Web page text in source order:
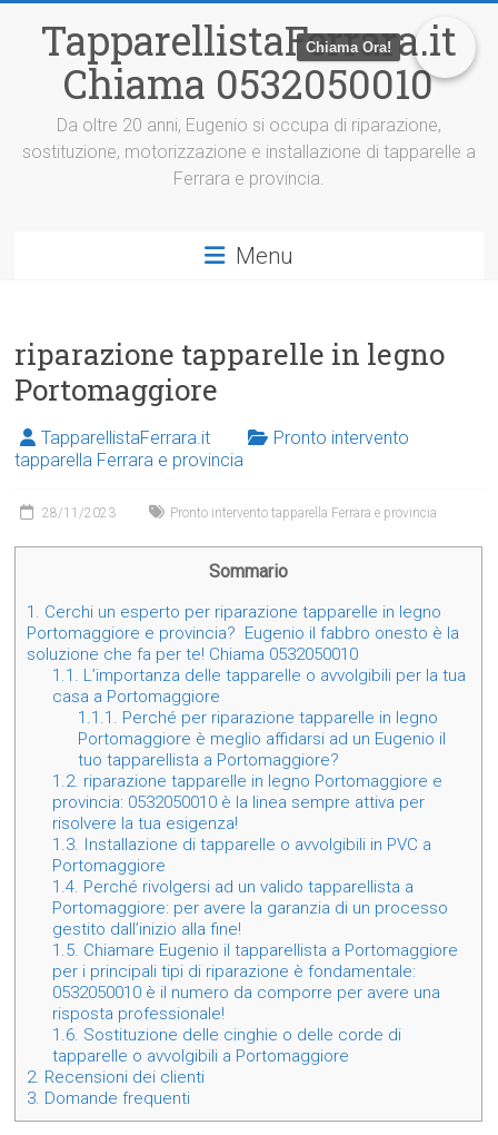
TapparellistaFerrara.it
Chiama 0532050010
Da oltre 20 anni, Eugenio si occupa di riparazione,
sostituzione, motorizzazione e installazione di tapparelle a
Ferrara e provincia.
Menu
riparazione tapparelle in legno
Portomaggiore
TapparellistaFerrara.it
Pronto intervento
tapparella Ferrara e provincia
28/11/2023 Pronto intervento tapparella Ferrara e provincia
Sommario
1. Cerchi un esperto per riparazione tapparelle in legno
Portomaggiore e provincia? Eugenio il fabbro onesto è la
soluzione che fa per te! Chiama 0532050010
1.1. L’importanza delle tapparelle o avvolgibili per la tua
casa a Portomaggiore
1.1.1. Perché per riparazione tapparelle in legno
Portomaggiore è meglio affidarsi ad un Eugenio il
tuo tapparellista a Portomaggiore?
1.2. riparazione tapparelle in legno Portomaggiore e
provincia: 0532050010 è la linea sempre attiva per
risolvere la tua esigenza!
1.3. Installazione di tapparelle o avvolgibili in PVC a
Portomaggiore
1.4. Perché rivolgersi ad un valido tapparellista a
Portomaggiore: per avere la garanzia di un processo
gestito dall’inizio alla fine!
1.5. Chiamare Eugenio il tapparellista a Portomaggiore
per i principali tipi di riparazione è fondamentale:
0532050010 è il numero da comporre per avere una
risposta professionale!
1.6. Sostituzione delle cinghie o delle corde di
tapparelle o avvolgibili a Portomaggiore
2. Recensioni dei clienti
3. Domande frequenti
Chiama Ora!